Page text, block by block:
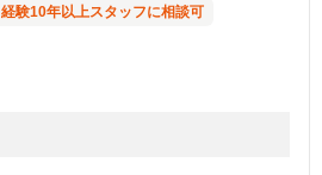
経験10年以上スタッフに相談可